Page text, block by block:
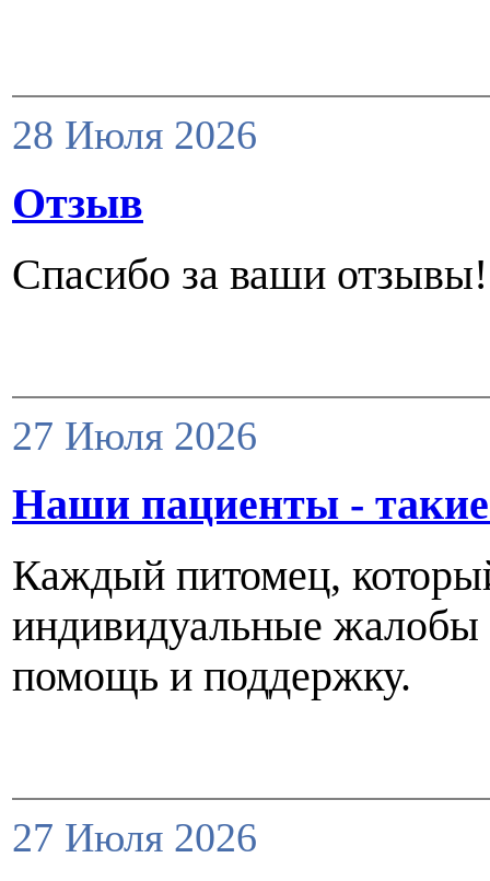
28 Июля 2026
Отзыв
Спасибо за ваши отзывы!
27 Июля 2026
Наши пациенты -
Каждый питомец,
индивидуальные жалобы
помощь и поддержку.
27 Июля 2026